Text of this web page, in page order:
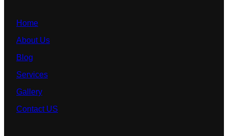
Home
About Us
Blog
Services
Gallery
Contact US